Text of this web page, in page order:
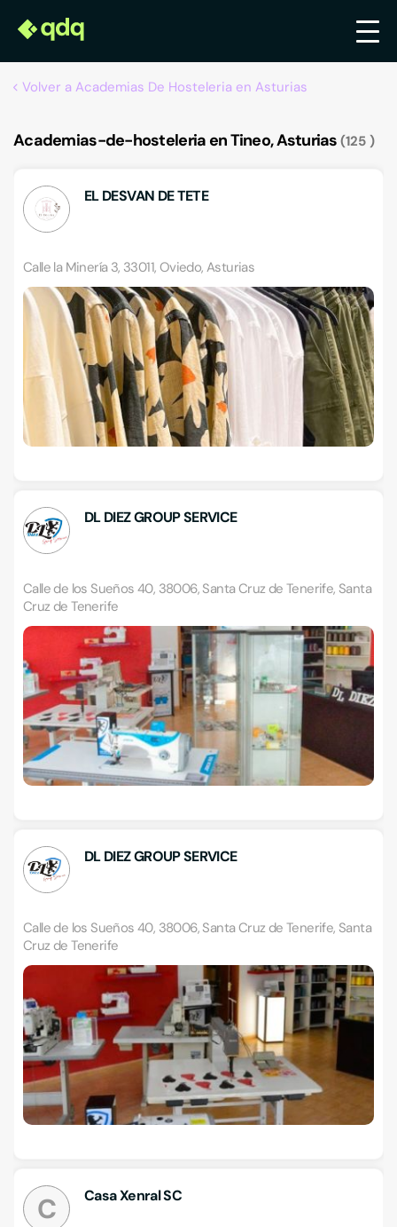
Volver a Academias De Hosteleria en Asturias
Academias-de-hosteleria en Tineo, Asturias 125
EL DESVAN DE TETE
Calle la Minería 3, 33011, Oviedo, Asturias
DL DIEZ GROUP SERVICE
Calle de los Sueños 40, 38006, Santa Cruz de Tenerife, Santa
Cruz de Tenerife
DL DIEZ GROUP SERVICE
Calle de los Sueños 40, 38006, Santa Cruz de Tenerife, Santa
Cruz de Tenerife
C Casa Xenral SC